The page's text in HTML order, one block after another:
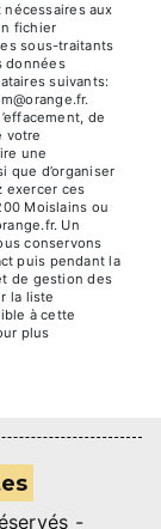
aux
fichier
sous-traitants
données
suivants:
de
votre
une
que d’organiser
exercer ces
Moislains ou
Un
conservons
puis pendant la
de gestion des
la liste
à cette
plus
-